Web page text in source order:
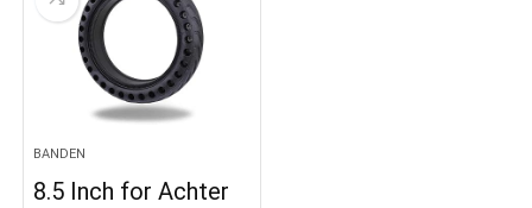
BANDEN
8.5 Inch for Achter